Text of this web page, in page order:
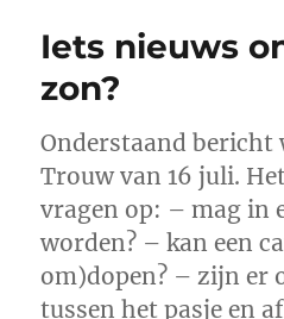
Iets nieuws
zon?
Onderstaand bericht
Trouw van 16 juli.
vragen op: – mag in
worden? – kan een
om)dopen? – zijn er
tussen het pasje en